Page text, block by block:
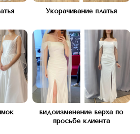
Укорачивание платья
видоизменение верха по
просьбе клиента
12)
ВЫХОДНЫХ
45 45